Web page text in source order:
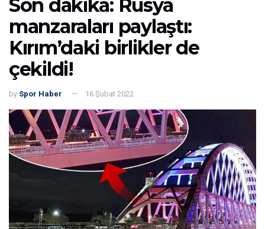
Son dakika: Rusya
manzaraları paylaştı:
Kırım’daki birlikler de
çekildi!
by Spor Haber 16 Şubat 2022